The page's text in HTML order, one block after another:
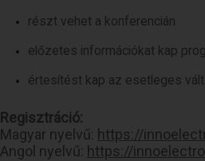
részt vehet a konferencián
előzetes információkat kap
értesítést kap az esetleges
Regisztráció:
Magyar nyelvű: https://
Angol nyelvű: https://